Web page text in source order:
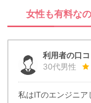
女性も有料な
利用者の口コ
30代男性
私はITのエンジニ